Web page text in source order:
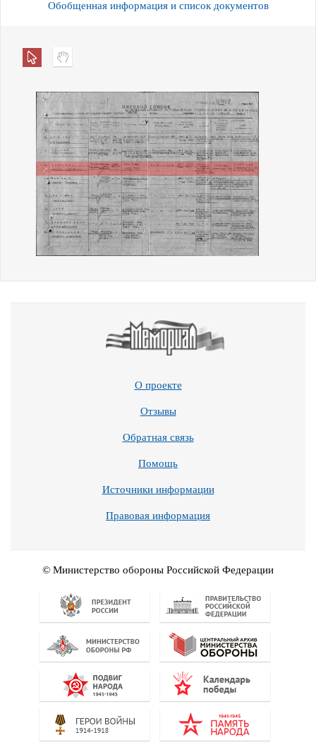
Обобщенная информация и список документов
О проекте
Отзывы
Обратная связь
Помощь
Источники информации
Правовая информация
© Министерство обороны Российской Федерации